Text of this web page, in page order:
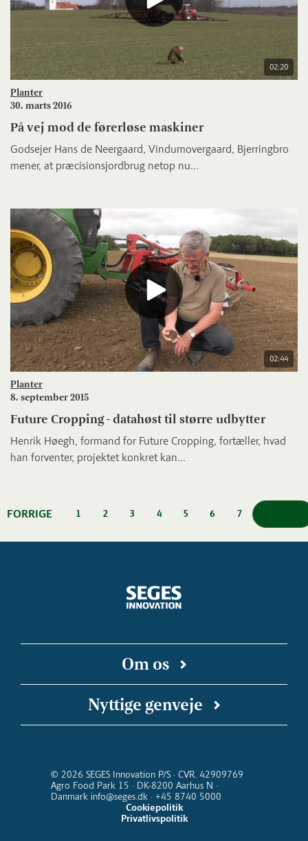
02:20
Planter
30. marts 2016
På vej mod de førerløse maskiner
Godsejer Hans de Neergaard, Vindumovergaard, Bjerringbro
mener, at præcisionsjordbrug netop nu...
02:44
Planter
8. september 2015
Future Cropping - datahøst til større udbytter
Henrik Høegh, formand for Future Cropping, fortæller, hvad
han forventer, projektet konkret kan...
FORRIGE 1 2 3 4 5 6 7
Om os
SEGES Innovation er en uafhængig forsknings-
og innovationsvirksomhed, der arbejder for en
indsigter med digitale teknologier, så ny viden
kommer ud at virke i stalden, i marken og i
hele værdikæden fra jord til bord.
Nyttige genveje
© 2026 SEGES Innovation P/S · CVR. 42909769
Agro Food Park 15 · DK-8200 Aarhus N ·
Danmark info@seges.dk · +45 8740 5000
Cookiepolitik
Privatlivspolitik